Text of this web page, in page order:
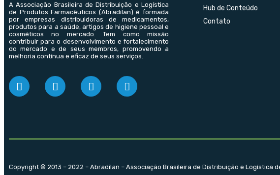
A Associação Brasileira de Distribuição e Logística
de Produtos Farmacêuticos (Abradilan) é formada
por empresas distribuidoras de medicamentos,
produtos para a saúde, artigos de higiene pessoal e
cosméticos no mercado. Tem como missão
contribuir para o desenvolvimento e fortalecimento
do mercado e de seus membros, promovendo a
melhoria contínua e eficaz de seus serviços.
Hub de Conteúdo
Contato
Copyright © 2013 – 2022 – Abradilan – Associação Brasileira de Distribuição e Logística